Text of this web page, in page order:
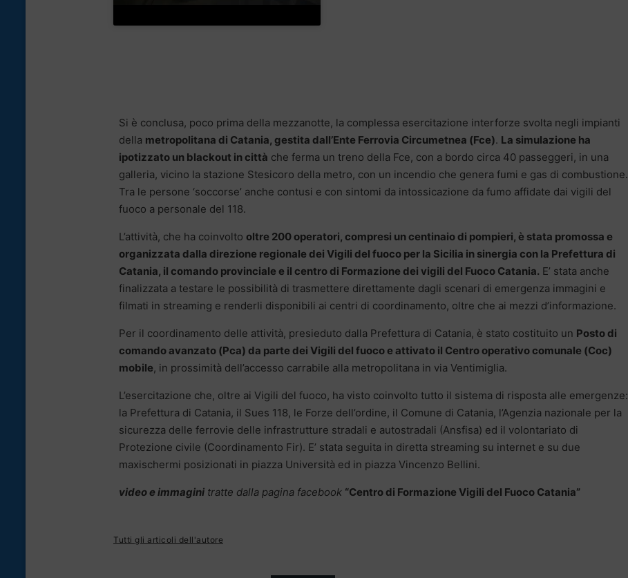
Si è conclusa, poco prima della mezzanotte, la complessa esercitazione interforze svolta negli impianti
della metropolitana di Catania, gestita dall’Ente Ferrovia Circumetnea (Fce). La simulazione ha
ipotizzato un blackout in città che ferma un treno della Fce, con a bordo circa 40 passeggeri, in una
galleria, vicino la stazione Stesicoro della metro, con un incendio che genera fumi e gas di combustione.
Tra le persone ‘soccorse’ anche contusi e con sintomi da intossicazione da fumo affidate dai vigili del
fuoco a personale del 118.
L’attività, che ha coinvolto oltre 200 operatori, compresi un centinaio di pompieri, è stata promossa e
organizzata dalla direzione regionale dei Vigili del fuoco per la Sicilia in sinergia con la Prefettura di
Catania, il comando provinciale e il centro di Formazione dei vigili del Fuoco Catania. E’ stata anche
finalizzata a testare le possibilità di trasmettere direttamente dagli scenari di emergenza immagini e
filmati in streaming e renderli disponibili ai centri di coordinamento, oltre che ai mezzi d’informazione.
Per il coordinamento delle attività, presieduto dalla Prefettura di Catania, è stato costituito un Posto di
comando avanzato (Pca) da parte dei Vigili del fuoco e attivato il Centro operativo comunale (Coc)
mobile, in prossimità dell’accesso carrabile alla metropolitana in via Ventimiglia.
L’esercitazione che, oltre ai Vigili del fuoco, ha visto coinvolto tutto il sistema di risposta alle emergenze:
la Prefettura di Catania, il Sues 118, le Forze dell’ordine, il Comune di Catania, l’Agenzia nazionale per la
sicurezza delle ferrovie delle infrastrutture stradali e autostradali (Ansfisa) ed il volontariato di
Protezione civile (Coordinamento Fir). E’ stata seguita in diretta streaming su internet e su due
maxischermi posizionati in piazza Università ed in piazza Vincenzo Bellini.
video e immagini tratte dalla pagina facebook “Centro di Formazione Vigili del Fuoco Catania”
Tutti gli articoli dell'autore